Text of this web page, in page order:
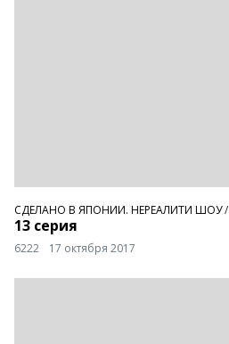
СДЕЛАНО В ЯПОНИИ. НЕРЕАЛИТИ ШОУ/
13 серия
6222 17 октября 2017